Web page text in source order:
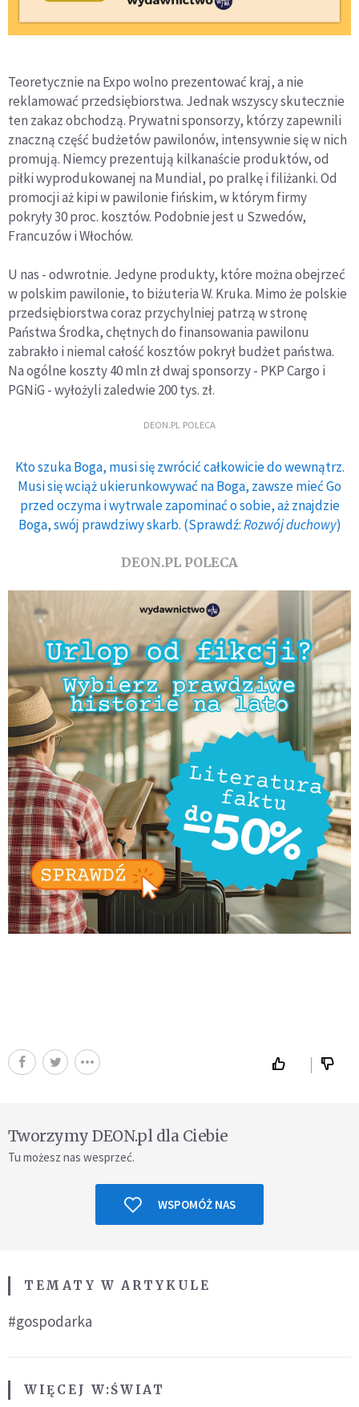
Teoretycznie na Expo wolno prezentować kraj, a nie
reklamować przedsiębiorstwa. Jednak wszyscy skutecznie
ten zakaz obchodzą. Prywatni sponsorzy, którzy zapewnili
znaczną część budżetów pawilonów, intensywnie się w nich
promują. Niemcy prezentują kilkanaście produktów, od
piłki wyprodukowanej na Mundial, po pralkę i filiżanki. Od
promocji aż kipi w pawilonie fińskim, w którym firmy
pokryły 30 proc. kosztów. Podobnie jest u Szwedów,
Francuzów i Włochów.
U nas - odwrotnie. Jedyne produkty, które można obejrzeć
w polskim pawilonie, to biżuteria W. Kruka. Mimo że polskie
przedsiębiorstwa coraz przychylniej patrzą w stronę
Państwa Środka, chętnych do finansowania pawilonu
zabrakło i niemal całość kosztów pokrył budżet państwa.
Na ogólne koszty 40 mln zł dwaj sponsorzy - PKP Cargo i
PGNiG - wyłożyli zaledwie 200 tys. zł.
DEON.PL POLECA
Kto szuka Boga, musi się zwrócić całkowicie do wewnątrz.
Musi się wciąż ukierunkowywać na Boga, zawsze mieć Go
przed oczyma i wytrwale zapominać o sobie, aż znajdzie
Boga, swój prawdziwy skarb. (Sprawdź:Rozwój duchowy)
DEON.PL POLECA
Tworzymy DEON.pl dla Ciebie
Tu możesz nas wesprzeć.
WSPOMÓŻ NAS
TEMATY W ARTYKULE
#gospodarka
WIĘCEJ W:ŚWIAT